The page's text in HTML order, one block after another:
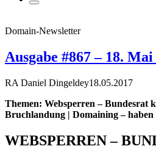
Domain-Newsletter
Ausgabe #867 – 18. Mai
RA Daniel Dingeldey18.05.2017
Themen: Websperren –
Bruchlandung | Domaining – haben
WEBSPERREN –